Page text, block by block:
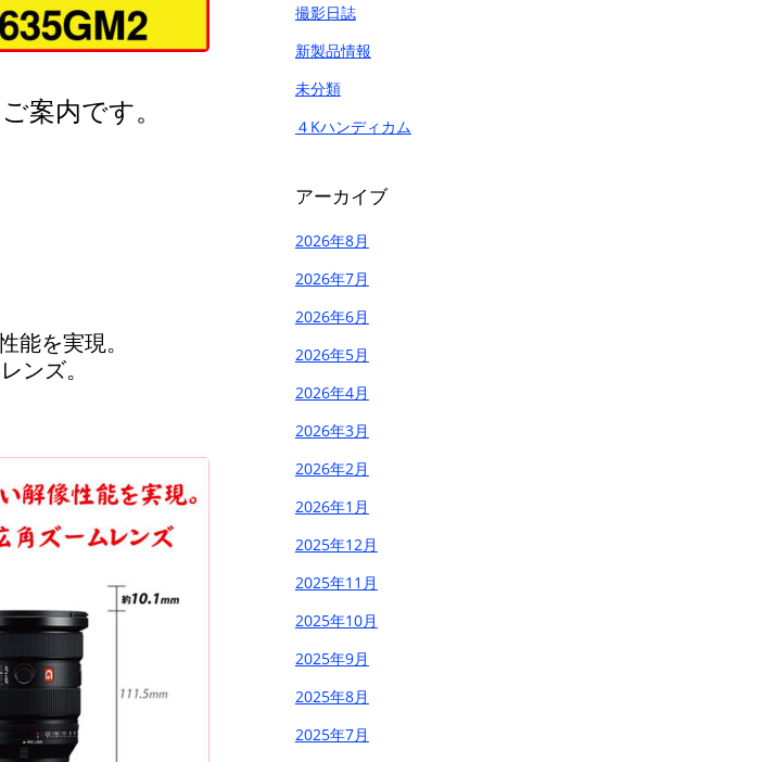
案内です。
を実現。
ンズ。
撮影日誌
新製品情報
未分類
４Kハンディカム
アーカイブ
2026年8月
2026年7月
2026年6月
2026年5月
2026年4月
2026年3月
2026年2月
2026年1月
2025年12月
2025年11月
2025年10月
2025年9月
2025年8月
2025年7月